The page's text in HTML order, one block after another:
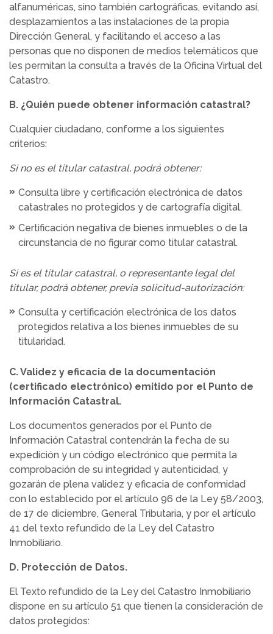
alfanuméricas, sino también cartográficas, evitando así,
desplazamientos a las instalaciones de la propia
Dirección General, y facilitando el acceso a las
personas que no disponen de medios telemáticos que
les permitan la consulta a través de la Oficina Virtual del
Catastro.
B. ¿Quién puede obtener información catastral?
Cualquier ciudadano, conforme a los siguientes
criterios:
Si no es el titular catastral, podrá obtener:
Consulta libre y certificación electrónica de datos
catastrales no protegidos y de cartografía digital.
Certificación negativa de bienes inmuebles o de la
circunstancia de no figurar como titular catastral.
Si es el titular catastral, o representante legal del
titular, podrá obtener, previa solicitud-autorización:
Consulta y certificación electrónica de los datos
protegidos relativa a los bienes inmuebles de su
titularidad.
C. Validez y eficacia de la documentación
(certificado electrónico) emitido por el Punto de
Información Catastral.
Los documentos generados por el Punto de
Información Catastral contendrán la fecha de su
expedición y un código electrónico que permita la
comprobación de su integridad y autenticidad, y
gozarán de plena validez y eficacia de conformidad
con lo establecido por el artículo 96 de la Ley 58/2003,
de 17 de diciembre, General Tributaria, y por el artículo
41 del texto refundido de la Ley del Catastro
Inmobiliario.
D. Protección de Datos.
El Texto refundido de la Ley del Catastro Inmobiliario
dispone en su artículo 51 que tienen la consideración de
datos protegidos: